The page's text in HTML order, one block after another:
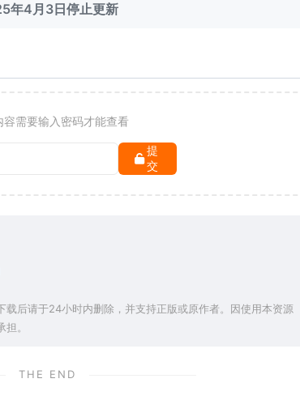
年4月3日停止更新
容需要输入密码才能查看
提
交
后请于24小时内删除，并支持正版或原作者。因使用本资源
。
THE END